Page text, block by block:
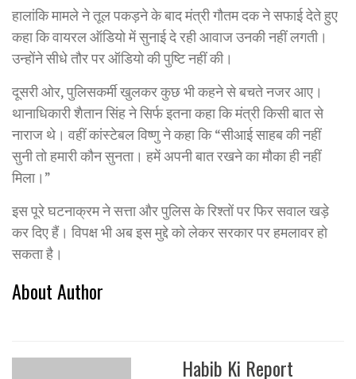
हालांकि मामले ने तूल पकड़ने के बाद मंत्री गौतम दक ने सफाई देते हुए
कहा कि वायरल ऑडियो में सुनाई दे रही आवाज उनकी नहीं लगती।
उन्होंने सीधे तौर पर ऑडियो की पुष्टि नहीं की।
दूसरी ओर, पुलिसकर्मी खुलकर कुछ भी कहने से बचते नजर आए।
थानाधिकारी शैतान सिंह ने सिर्फ इतना कहा कि मंत्री किसी बात से
नाराज थे। वहीं कांस्टेबल विष्णु ने कहा कि “सीआई साहब की नहीं
सुनी तो हमारी कौन सुनता। हमें अपनी बात रखने का मौका ही नहीं
मिला।”
इस पूरे घटनाक्रम ने सत्ता और पुलिस के रिश्तों पर फिर सवाल खड़े
कर दिए हैं। विपक्ष भी अब इस मुद्दे को लेकर सरकार पर हमलावर हो
सकता है।
About Author
Habib Ki Report